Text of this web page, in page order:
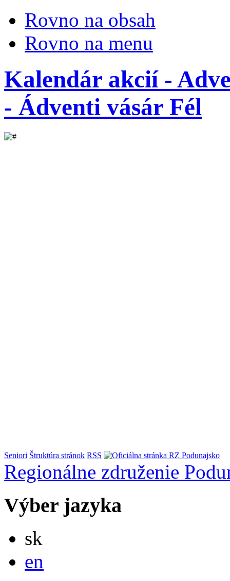
Rovno na obsah
Rovno na menu
Kalendár akcií -
- Ádventi vásár Fél
Seniori Štruktúra stránok RSS
Regionálne združenie
Výber jazyka
sk
en